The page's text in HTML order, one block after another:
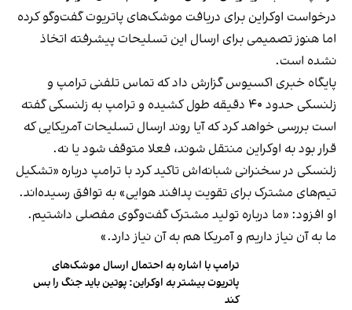
درخواست اوکراین برای دریافت موشک‌های پاتریوت گفت‌وگو کرده
اما هنوز تصمیمی برای ارسال این تسلیحات پیشرفته اتخاذ
نشده است.
پایگاه خبری اکسیوس گزارش داد که تماس تلفنی ترامپ و
زلنسکی حدود ۴۰ دقیقه طول کشیده و ترامپ به زلنسکی گفته
است بررسی خواهد کرد که آیا روند ارسال تسلیحات آمریکایی که
قرار بود به اوکراین منتقل شوند، فعلا متوقف شود یا نه.
زلنسکی در سخنرانی شبانه‌اش تاکید کرد با ترامپ درباره «تشکیل
تیم‌های مشترک برای تقویت پدافند هوایی» به توافق رسیده‌اند.
او افزود: «ما درباره تولید مشترک گفت‌وگوی مفصلی داشتیم.
ما به آن نیاز داریم و آمریکا هم به آن نیاز دارد.»
ترامپ با اشاره به احتمال ارسال موشک‌های
پاتریوت بیشتر به اوکراین: پوتین باید جنگ را بس
کند